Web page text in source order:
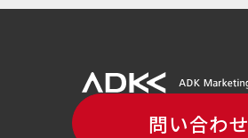
問い合わせ